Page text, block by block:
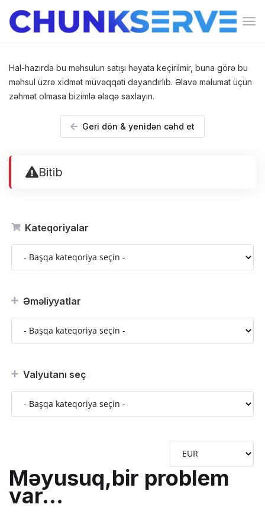
Məyusuq,bir problem
var...
Kateqoriyalar
Əməliyyatlar
Valyutanı seç
Bitib
Hal-hazırda bu məhsulun satışı həyata keçirilmir, buna görə bu
məhsul üzrə xidmət müvəqqəti dayandırlıb. Əlavə məlumat üçün
zəhmət olmasa bizimlə əlaqə saxlayın.
Geri dön & yenidən cəhd et